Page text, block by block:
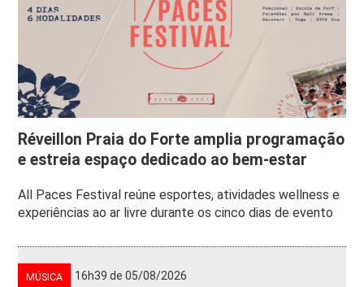
Réveillon Praia do Forte amplia programação
e estreia espaço dedicado ao bem-estar
All Paces Festival reúne esportes, atividades wellness e
experiências ao ar livre durante os cinco dias de evento
MÚSICA 16h39 de 05/08/2026